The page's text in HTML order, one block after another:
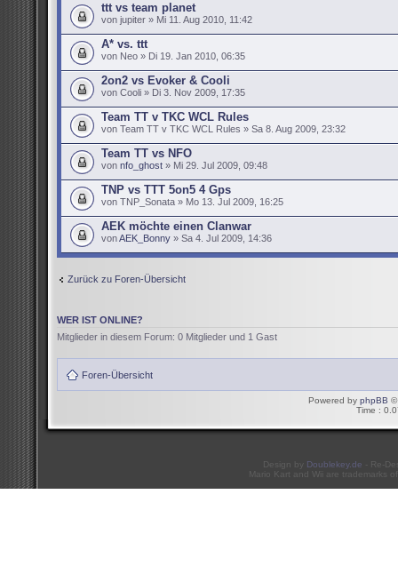
ttt vs team planet
von jupiter » Mi 11. Aug 2010, 11:42
A* vs. ttt
von Neo » Di 19. Jan 2010, 06:35
2on2 vs Evoker & Cooli
von Cooli » Di 3. Nov 2009, 17:35
Team TT v TKC WCL Rules
von Team TT v TKC WCL Rules » Sa 8. Aug 2009, 23:32
Team TT vs NFO
von nfo_ghost » Mi 29. Jul 2009, 09:48
TNP vs TTT 5on5 4 Gps
von TNP_Sonata » Mo 13. Jul 2009, 16:25
AEK möchte einen Clanwar
vonAEK_Bonny » Sa 4. Jul 2009, 14:36
Zurück zu Foren-Übersicht
WER IST ONLINE?
Mitglieder in diesem Forum: 0 Mitglieder und 1 Gast
Foren-Übersicht
Powered by phpBB ©
Time :
Design by Doublekey.de - Re-
Mario Kart and Wii are trademarks